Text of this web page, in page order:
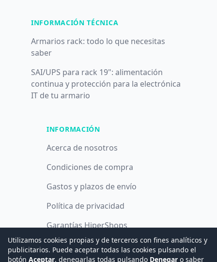
INFORMACIÓN TÉCNICA
Armarios rack: todo lo que necesitas
saber
SAI/UPS para rack 19": alimentación
continua y protección para la electrónica
IT de tu armario
INFORMACIÓN
Acerca de nosotros
Condiciones de compra
Gastos y plazos de envío
Política de privacidad
Garantías HiperShops
Política de cookies
Utilizamos cookies propias y de terceros con fines analíticos y
publicitarios. Puede aceptar todas las cookies pulsando el
botón Aceptar, denegarlas todas pulsando Denegar o saber